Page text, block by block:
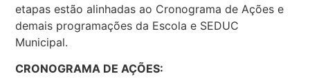
etapas estão alinhadas ao Cronograma de Ações e
demais programações da Escola e SEDUC
Municipal.
CRONOGRAMA DE AÇÕES: